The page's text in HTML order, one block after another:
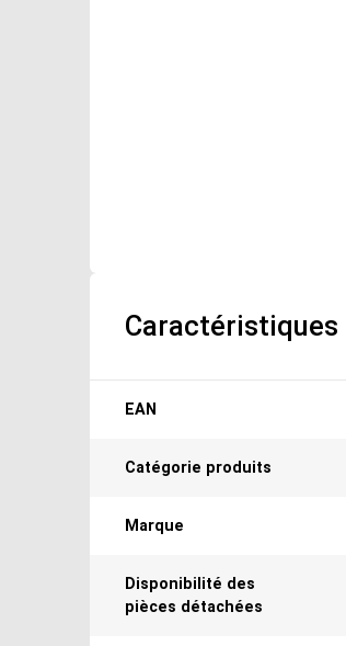
Caractéristiques
EAN
Catégorie produits
Marque
Disponibilité des
pièces détachées